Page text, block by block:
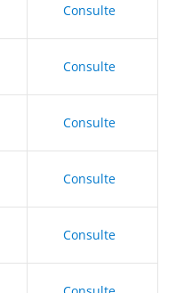
Consulte
Consulte
Consulte
Consulte
Consulte